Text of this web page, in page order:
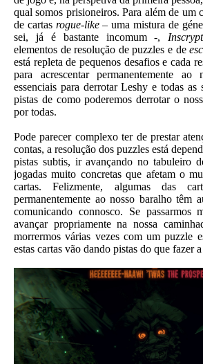
qual somos prisioneiros. Para além de um
de cartas rogue-like– uma mistura de
sei, já é bastante incomum -,
elementos de resolução de puzzles e de
está repleta de pequenos desafios e cada
para acrescentar permanentemente ao
essenciais para derrotar Leshy e todas as
pistas de como poderemos derrotar o
por todas.
Pode parecer complexo ter de prestar
contas, a resolução dos puzzles está
pistas subtis, ir avançando no tabuleiro
jogadas muito concretas que afetam o
cartas. Felizmente, algumas das
permanentemente ao nosso baralho têm
comunicando connosco. Se passarmos
avançar propriamente na nossa
morrermos várias vezes com um puzzle
estas cartas vão dando pistas do que fazer